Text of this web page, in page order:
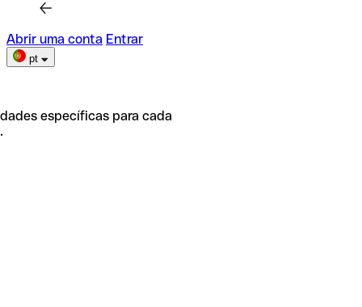
Abrir uma conta Entrar
pt
específicas para cada